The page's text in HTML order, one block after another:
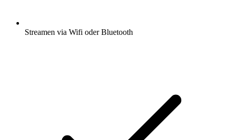
Streamen via Wifi oder Bluetooth